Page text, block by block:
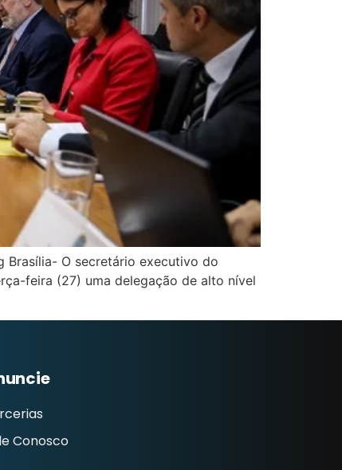
Brasília- O secretário executivo do
feira (27) uma delegação de alto nível
Conosco